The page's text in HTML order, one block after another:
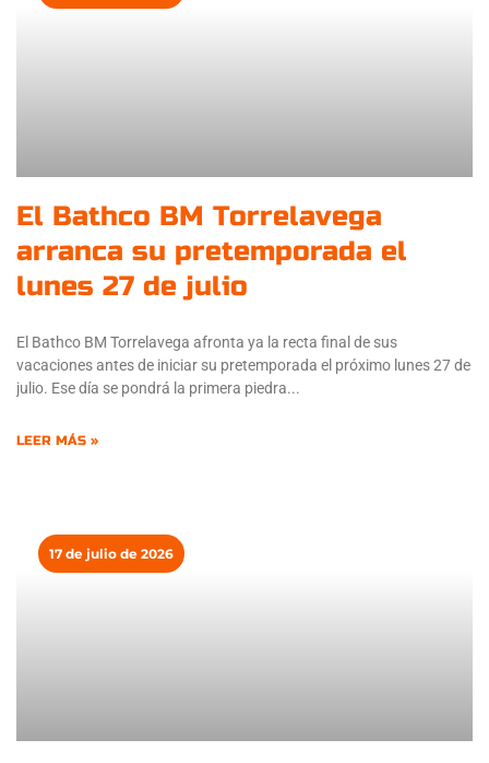
El Bathco BM Torrelavega
arranca su pretemporada el
lunes 27 de julio
El Bathco BM Torrelavega afronta ya la recta final de sus
vacaciones antes de iniciar su pretemporada el próximo lunes 27 de
julio. Ese día se pondrá la primera piedra
LEER MÁS »
17 de julio de 2026